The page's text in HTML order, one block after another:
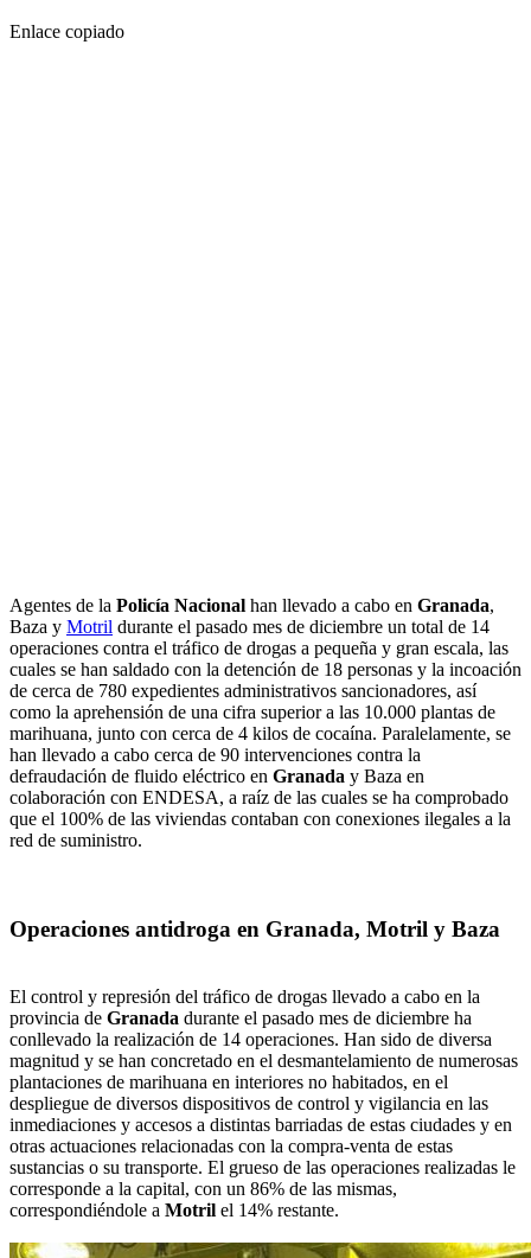
Enlace copiado
Agentes de la Policía Nacional han llevado a cabo en Granada,
Baza y Motril durante el pasado mes de diciembre un total de 14
operaciones contra el tráfico de drogas a pequeña y gran escala, las
cuales se han saldado con la detención de 18 personas y la incoación
de cerca de 780 expedientes administrativos sancionadores, así
como la aprehensión de una cifra superior a las 10.000 plantas de
marihuana, junto con cerca de 4 kilos de cocaína. Paralelamente, se
han llevado a cabo cerca de 90 intervenciones contra la
defraudación de fluido eléctrico en Granada y Baza en
colaboración con ENDESA, a raíz de las cuales se ha comprobado
que el 100% de las viviendas contaban con conexiones ilegales a la
red de suministro.
Operaciones antidroga en Granada, Motril y Baza
El control y represión del tráfico de drogas llevado a cabo en la
provincia de Granada durante el pasado mes de diciembre ha
conllevado la realización de 14 operaciones. Han sido de diversa
magnitud y se han concretado en el desmantelamiento de numerosas
plantaciones de marihuana en interiores no habitados, en el
despliegue de diversos dispositivos de control y vigilancia en las
inmediaciones y accesos a distintas barriadas de estas ciudades y en
otras actuaciones relacionadas con la compra-venta de estas
sustancias o su transporte. El grueso de las operaciones realizadas le
corresponde a la capital, con un 86% de las mismas,
correspondiéndole a Motril el 14% restante.